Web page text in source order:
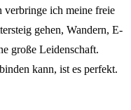
verbringe ich meine freie
gehen, Wandern, E-
große Leidenschaft.
kann, ist es perfekt.